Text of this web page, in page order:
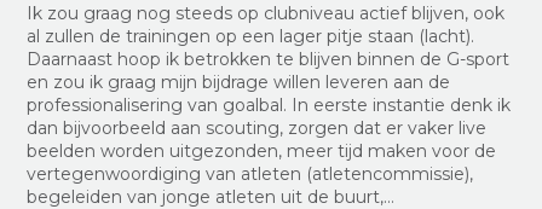
Ik zou graag nog steeds op clubniveau actief blijven, ook
al zullen de trainingen op een lager pitje staan (lacht).
Daarnaast hoop ik betrokken te blijven binnen de G-sport
en zou ik graag mijn bijdrage willen leveren aan de
professionalisering van goalbal. In eerste instantie denk ik
dan bijvoorbeeld aan scouting, zorgen dat er vaker live
beelden worden uitgezonden, meer tijd maken voor de
vertegenwoordiging van atleten (atletencommissie),
begeleiden van jonge atleten uit de buurt,…